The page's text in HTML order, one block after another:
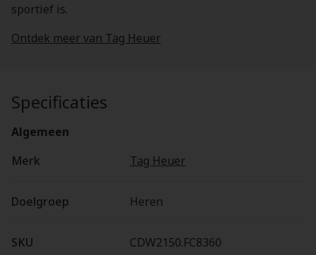
sportief is.
Ontdek meer van Tag Heuer
Specificaties
Algemeen
Merk
Tag Heuer
Doelgroep Heren
SKU CDW2150.FC8360